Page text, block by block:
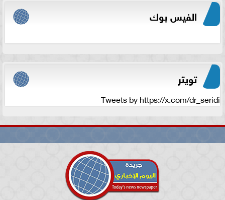
الفيس بوك
تويتر
Tweets by https://x.com/dr_seridi